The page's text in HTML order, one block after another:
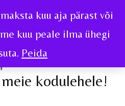
kuu aja pärast või
kuu peale ilma ühegi
Peida
kodulehele!